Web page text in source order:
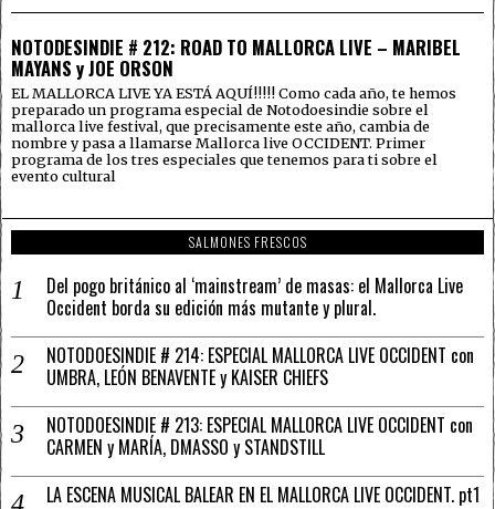
NOTODESINDIE # 212: ROAD TO MALLORCA LIVE – MARIBEL
MAYANS y JOE ORSON
EL MALLORCA LIVE YA ESTÁ AQUÍ!!!!! Como cada año, te hemos
preparado un programa especial de Notodoesindie sobre el
mallorca live festival, que precisamente este año, cambia de
nombre y pasa a llamarse Mallorca live OCCIDENT. Primer
programa de los tres especiales que tenemos para ti sobre el
evento cultural
SALMONES FRESCOS
Del pogo británico al ‘mainstream’ de masas: el Mallorca Live
Occident borda su edición más mutante y plural.
NOTODOESINDIE # 214: ESPECIAL MALLORCA LIVE OCCIDENT con
UMBRA, LEÓN BENAVENTE y KAISER CHIEFS
NOTODOESINDIE # 213: ESPECIAL MALLORCA LIVE OCCIDENT con
CARMEN y MARÍA, DMASSO y STANDSTILL
LA ESCENA MUSICAL BALEAR EN EL MALLORCA LIVE OCCIDENT. pt1